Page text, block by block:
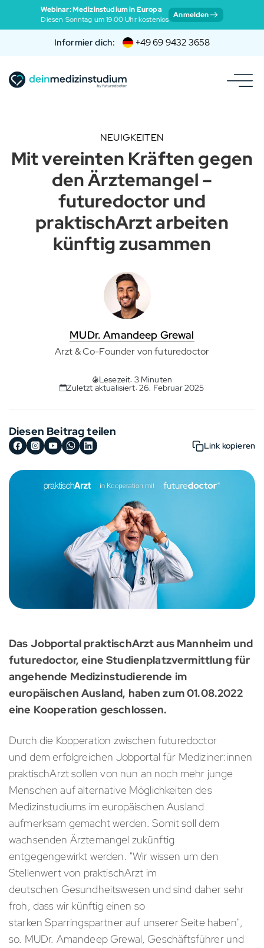
Webinar: Medizinstudium in Europa
Diesen Sonntag um 19:00 Uhr kostenlos Anmelden
Informier dich: +49 69 9432 3658
NEUIGKEITEN
Mit vereinten Kräften gegen
den Ärztemangel –
futuredoctor und
praktischArzt arbeiten
künftig zusammen
MUDr. Amandeep Grewal
Arzt & Co-Founder von futuredoctor
Lesezeit: 3 Minuten
Zuletzt aktualisiert: 26. Februar 2025
Diesen Beitrag teilen
Link kopieren
Das Jobportal praktischArzt aus Mannheim und
futuredoctor, eine Studienplatzvermittlung für
angehende Medizinstudierende im
europäischen Ausland, haben zum 01.08.2022
eine Kooperation geschlossen.
Durch die Kooperation zwischen futuredoctor
und dem erfolgreichen Jobportal für Mediziner:innen
praktischArzt sollen von nun an noch mehr junge
Menschen auf alternative Möglichkeiten des
Medizinstudiums im europäischen Ausland
aufmerksam gemacht werden. Somit soll dem
wachsenden Ärztemangel zukünftig
entgegengewirkt werden. "Wir wissen um den
Stellenwert von praktischArzt im
deutschen Gesundheitswesen und sind daher sehr
froh, dass wir künftig einen so
starken Sparringspartner auf unserer Seite haben",
so. MUDr. Amandeep Grewal, Geschäftsführer und